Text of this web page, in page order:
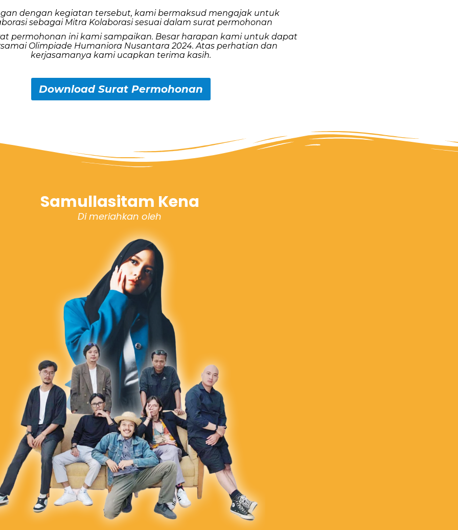
dengan kegiatan tersebut, kami bermaksud mengajak untuk
sebagai Mitra Kolaborasi sesuai dalam surat permohonan
permohonan ini kami sampaikan. Besar harapan kami untuk dapat
Olimpiade Humaniora Nusantara 2024. Atas perhatian dan
kerjasamanya kami ucapkan terima kasih.
Download Surat Permohonan
Samullasitam Kena
Di meriahkan oleh